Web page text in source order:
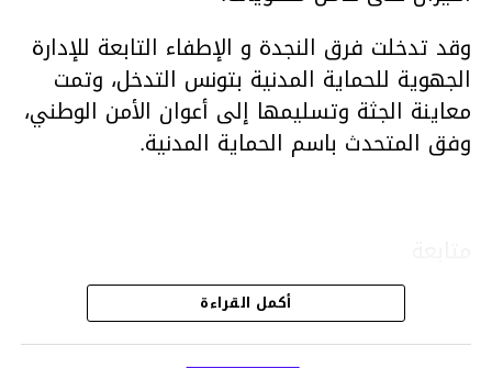
وقد تدخلت فرق النجدة و الإطفاء التابعة للإدارة
الجهوية للحماية المدنية بتونس التدخل، وتمت
معاينة الجثة وتسليمها إلى أعوان الأمن الوطني،
وفق المتحدث باسم الحماية المدنية.
قسم الاخبار
أكمل القراءة